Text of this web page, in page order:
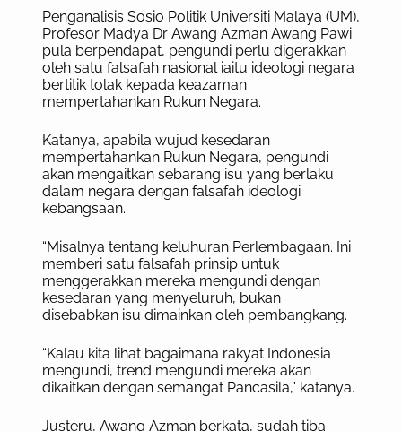
Penganalisis Sosio Politik Universiti Malaya (UM),
Profesor Madya Dr Awang Azman Awang Pawi
pula berpendapat, pengundi perlu digerakkan
oleh satu falsafah nasional iaitu ideologi negara
bertitik tolak kepada keazaman
mempertahankan Rukun Negara.
Katanya, apabila wujud kesedaran
mempertahankan Rukun Negara, pengundi
akan mengaitkan sebarang isu yang berlaku
dalam negara dengan falsafah ideologi
kebangsaan.
“Misalnya tentang keluhuran Perlembagaan. Ini
memberi satu falsafah prinsip untuk
menggerakkan mereka mengundi dengan
kesedaran yang menyeluruh, bukan
disebabkan isu dimainkan oleh pembangkang.
“Kalau kita lihat bagaimana rakyat Indonesia
mengundi, trend mengundi mereka akan
dikaitkan dengan semangat Pancasila,” katanya.
Justeru, Awang Azman berkata, sudah tiba